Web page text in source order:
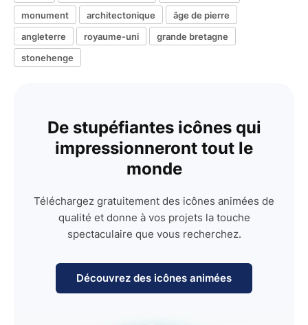
monument
architectonique
âge de pierre
angleterre
royaume-uni
grande bretagne
stonehenge
De stupéfiantes icônes qui
impressionneront tout le
monde
Téléchargez gratuitement des icônes animées de
qualité et donne à vos projets la touche
spectaculaire que vous recherchez.
Découvrez des icônes animées